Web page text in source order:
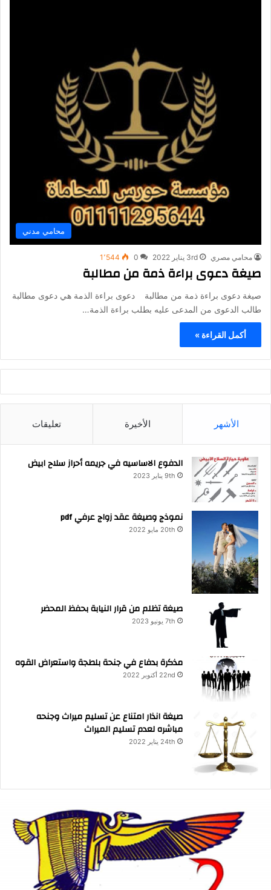
محامي مدني
محامي مصري 3rd يناير 2022 0 1٬544
صيغة دعوى براءة ذمة من مطالبة
صيغة دعوى براءة ذمة من مطالبة دعوى براءة الذمة هي دعوى مطالبة
طالب الدعوى من المدعى عليه بطلب براءة الذمة…
أكمل القراءة »
الأشهر الأخيرة تعليقات
الدفوع الاساسيه في جريمه أحراز سلاح ابيض
9th يناير 2023
نموذج وصيغة عقد زواج عرفي pdf
20th مايو 2022
صيغة تظلم من قرار النيابة بحفظ المحضر
7th يونيو 2023
مذكرة بدفاع في جنحة بلطجة واستعراض القوه
22nd أكتوبر 2022
صيغة انذار امتناع عن تسليم ميراث وجنحه
مباشره لعدم تسليم الميراث
24th يناير 2022